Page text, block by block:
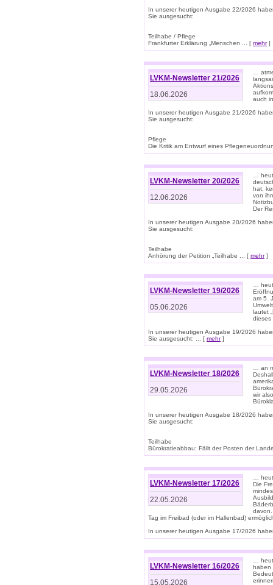
In unserer heutigen Ausgabe 22/2026
Sie ausgesucht:
Teilhabe / Pflege
Frankfurter Erklärung „Menschen ... [ mehr]
LVKM-Newsletter 21/2026
18.06.2026
…
auch
In unserer heutigen Ausgabe 21/2026
Sie ausgesucht:
Pflege
Die Kritik am Entwurf eines
LVKM-Newsletter 20/2026
12.06.2026
…
hat,
von
Der
In unserer heutigen Ausgabe 20/2026
Sie ausgesucht:
Teilhabe
Anhörung der Petition „Teilhabe ... [ mehr]
LVKM-Newsletter 19/2026
05.06.2026
…
am 5.
lautet
dieses
In unserer heutigen Ausgabe 19/2026
Sie ausgesucht: ... [ mehr]
LVKM-Newsletter 18/2026
29.05.2026
… an
wir
In unserer heutigen Ausgabe 18/2026
Sie ausgesucht:
Teilhabe
Bürokratieabbau: Fällt der Posten der
LVKM-Newsletter 17/2026
22.05.2026
…
Die
davon.
Tag im Freibad (oder im Hallenbad)
In unserer heutigen Ausgabe 17/2026
LVKM-Newsletter 16/2026
15.05.2026
…
haben